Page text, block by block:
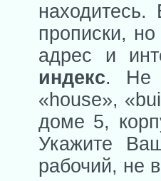
прописки,
адрес и
индекс. Не
«house»,
доме 5,
Укажите
рабочий, не